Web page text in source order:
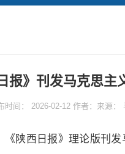
报》刊发马克思
时间： 2026-02-12 作者：来源：
陕西日报》理论版刊发